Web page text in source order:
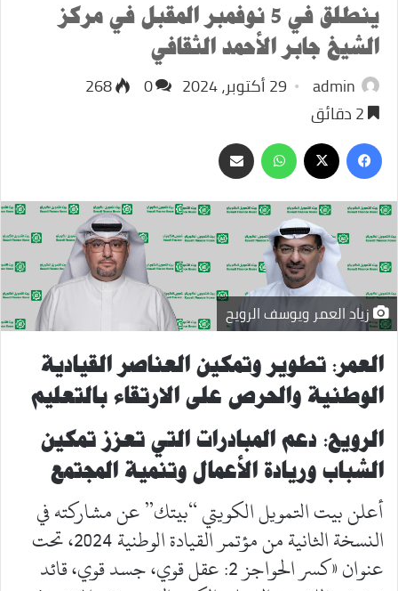
ينطلق في 5 نوفمبر المقبل في مركز
الشيخ جابر الأحمد الثقافي
admin 29 أكتوبر، 2024 0
268
فيسبوك
‫X واتسابمشاركة
عبر
البريد
زياد العمر ويوسف الرويح
العمر: تطوير وتمكين العناصر القيادية
الوطنية والحرص على الارتقاء بالتعليم
الرويح: دعم المبادرات التي تعزز تمكين
الشباب وريادة الأعمال وتنمية المجتمع
أعلن بيت التمويل الكويتي “بيتك” عن مشاركته في
النسخة الثانية من مؤتمر القيادة الوطنية 2024، تحت
عنوان «كسر الحواجز 2: عقل قوي، جسد قوي، قائد